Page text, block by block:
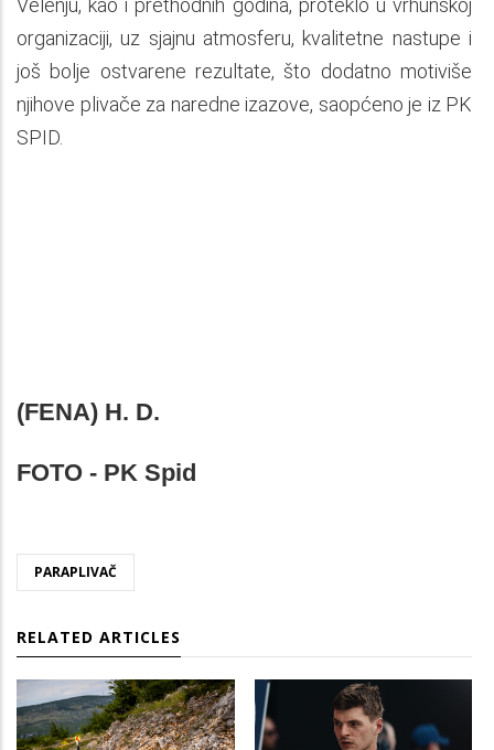
Velenju, kao i prethodnih godina, proteklo u vrhunskoj
organizaciji, uz sjajnu atmosferu, kvalitetne nastupe i
još bolje ostvarene rezultate, što dodatno motiviše
njihove plivače za naredne izazove, saopćeno je iz PK
SPID.
(FENA) H. D.
FOTO - PK Spid
PARAPLIVAČ
RELATED ARTICLES